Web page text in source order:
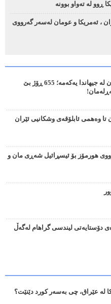
ڕوو لە تەواو بوونە
، ئەمریکا و عومان لەسەر گەرووی
هەرێمی کوردستان لە جیهاندا یەکەمە؛ 655 ڕۆژ بێ
تا وەهمی ئابلۆقەی وشکانیی ئێران
هورمۆز بۆ ئیسڕائیل شەڕی مان و
دۆستایەتی لیندسی گراهام لەگەڵ
لە عێراق، چی بەسەر کورد دێنێت؟